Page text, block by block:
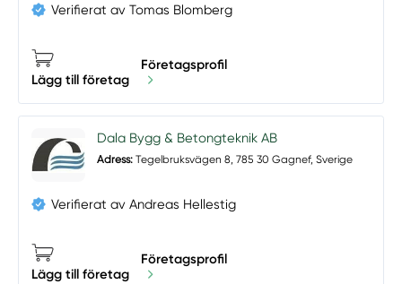
Verifierat av Tomas Blomberg
Lägg till företag
Företagsprofil
Dala Bygg & Betongteknik AB
Adress: Tegelbruksvägen 8, 785 30 Gagnef, Sverige
Verifierat av Andreas Hellestig
Lägg till företag
Företagsprofil